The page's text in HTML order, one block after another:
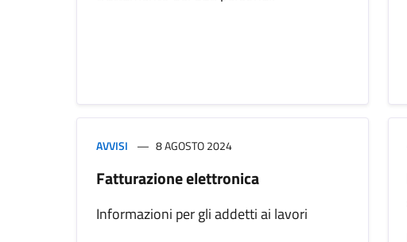
AVVISI 8 AGOSTO 2024
Fatturazione elettronica
Informazioni per gli addetti ai lavori